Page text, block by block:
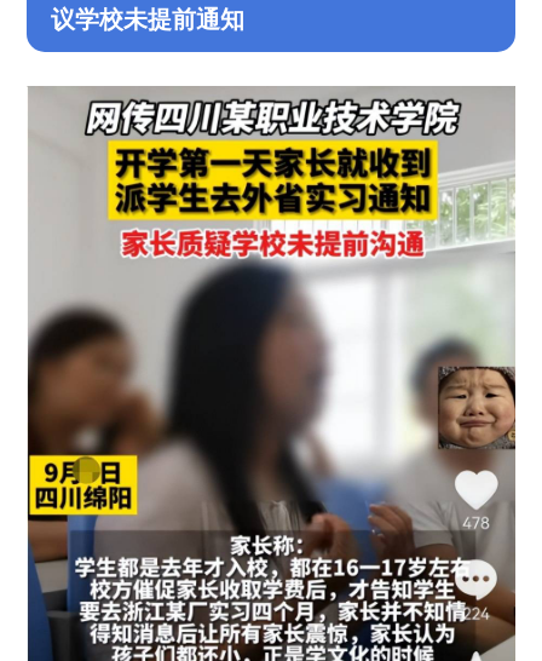
议学校未提前通知